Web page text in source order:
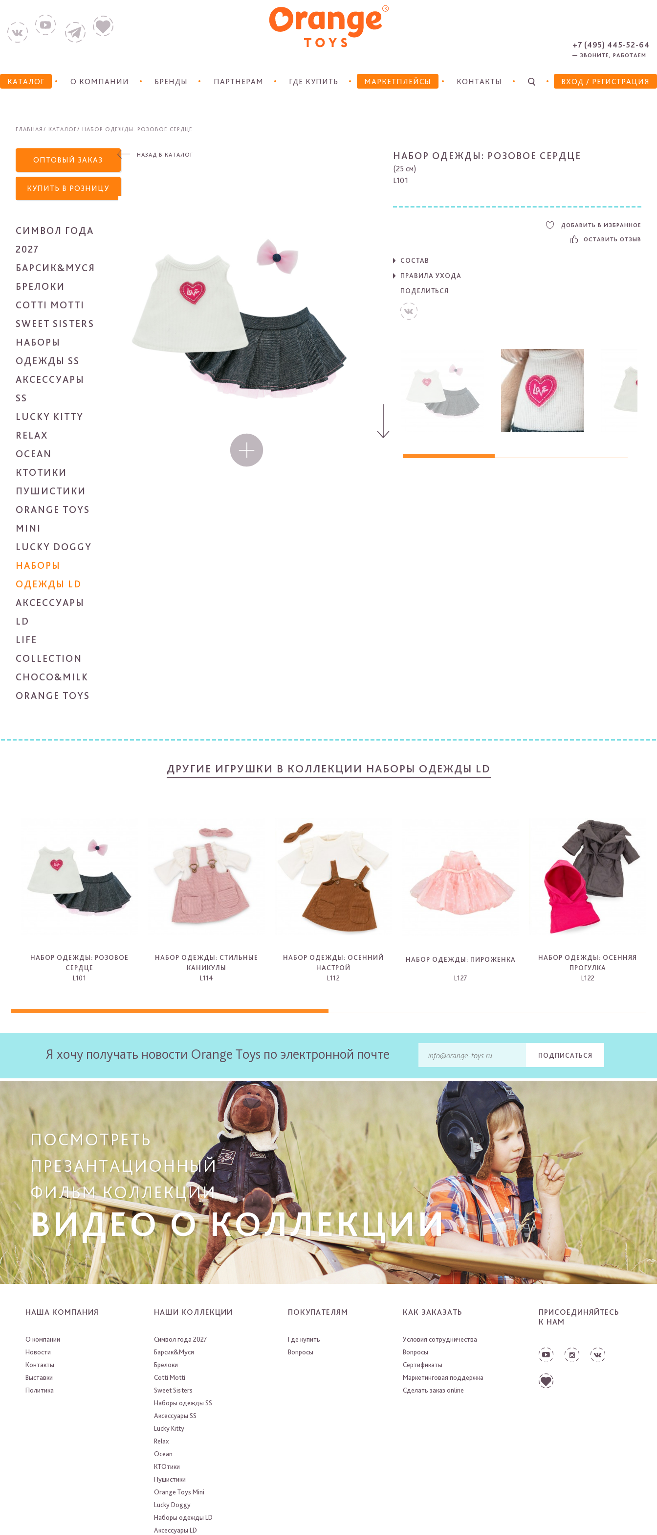
КАТАЛОГ О КОМПАНИИ БРЕНДЫ ПАРТНЕРАМ ГДЕ КУПИТЬ МАРКЕТПЛЕЙСЫ КОНТАКТЫ ВХОД / РЕГИСТРАЦИЯ
+7 (495) 445-52-64
— ЗВОНИТЕ, РАБОТАЕМ
ГЛАВНАЯ КАТАЛОГ НАБОР ОДЕЖДЫ: РОЗОВОЕ СЕРДЦЕ
ОПТОВЫЙ ЗАКАЗ
КУПИТЬ В РОЗНИЦУ
СИМВОЛ ГОДА
2027
БАРСИК&МУСЯ
БРЕЛОКИ
COTTI MOTTI
SWEET SISTERS
НАБОРЫ
ОДЕЖДЫ SS
АКСЕССУАРЫ
SS
LUCKY KITTY
RELAX
OCEAN
КТОТИКИ
ПУШИСТИКИ
ORANGE TOYS
MINI
LUCKY DOGGY
НАБОРЫ
ОДЕЖДЫ LD
АКСЕССУАРЫ
LD
LIFE
COLLECTION
CHOCO&MILK
ORANGE TOYS
НАЗАД В КАТАЛОГ НАБОР ОДЕЖДЫ: РОЗОВОЕ СЕРДЦЕ
(25 см)
L101
ДОБАВИТЬ В ИЗБРАННОЕ
ОСТАВИТЬ ОТЗЫВ
СОСТАВ
ПРАВИЛА УХОДА
ПОДЕЛИТЬСЯ
ДРУГИЕ ИГРУШКИ В КОЛЛЕКЦИИ НАБОРЫ ОДЕЖДЫ LD
НАБОР ОДЕЖДЫ: РОЗОВОЕ
СЕРДЦЕ
L101
НАБОР ОДЕЖДЫ: СТИЛЬНЫЕ
КАНИКУЛЫ
L114
НАБОР ОДЕЖДЫ: ОСЕННИЙ
НАСТРОЙ
L112
НАБОР ОДЕЖДЫ: ПИРОЖЕНКА
L127
НАБОР ОДЕЖДЫ: ОСЕННЯЯ
ПРОГУЛКА
L122
Я хочу получать новости Orange Toys по электронной почте ПОДПИСАТЬСЯ
ПОСМОТРЕТЬ
ПРЕЗАНТАЦИОННЫЙ
ФИЛЬМ КОЛЛЕКЦИИ
ВИДЕО О КОЛЛЕКЦИИ
НАША КОМПАНИЯ
О компании
Новости
Контакты
Выставки
Политика
НАШИ КОЛЛЕКЦИИ
Символ года 2027
Барсик&Муся
Брелоки
Cotti Motti
Sweet Sisters
Наборы одежды SS
Аксессуары SS
Lucky Kitty
Relax
Ocean
КТОтики
Пушистики
Orange Toys Mini
Lucky Doggy
Наборы одежды LD
Аксессуары LD
ПОКУПАТЕЛЯМ
Где купить
Вопросы
КАК ЗАКАЗАТЬ
Условия сотрудничества
Вопросы
Сертификаты
Маркетинговая поддержка
Сделать заказ online
ПРИСОЕДИНЯЙТЕСЬ
К НАМ